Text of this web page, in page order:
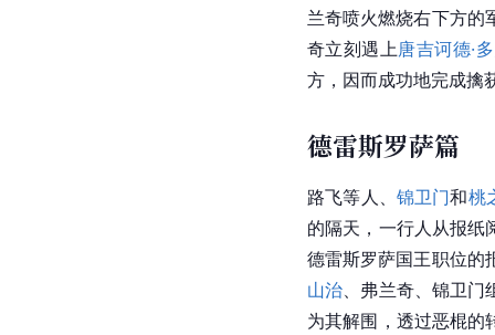
兰奇喷火燃烧右下方的
奇立刻遇上唐吉诃德·
方，因而成功地完成擒
德雷斯罗萨篇
路飞等人、 锦卫门和桃
的隔天，一行人从报纸
德雷斯罗萨国王职位的
山治、弗兰奇、锦卫门
为其解围，透过恶棍的